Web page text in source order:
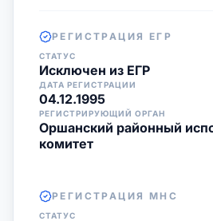
РЕГИСТРАЦИЯ ЕГР
СТАТУС
Исключен из ЕГР
ДАТА РЕГИСТРАЦИИ
04.12.1995
РЕГИСТРИРУЮЩИЙ ОРГАН
Оршанский районный
комитет
РЕГИСТРАЦИЯ МНС
СТАТУС